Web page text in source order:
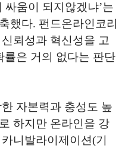
싸움이 되지않겠냐’는
했다. 펀드온라인코리
뢰성과 혁신성을 고
률은 거의 없다는 판단
자본력과 충성도 높
하지만 온라인을 강
니발라이제이션(기